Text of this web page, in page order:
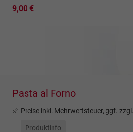
9,00 €
Pasta al Forno
Preise inkl. Mehrwertsteuer, ggf. zzgl.
Produktinfo